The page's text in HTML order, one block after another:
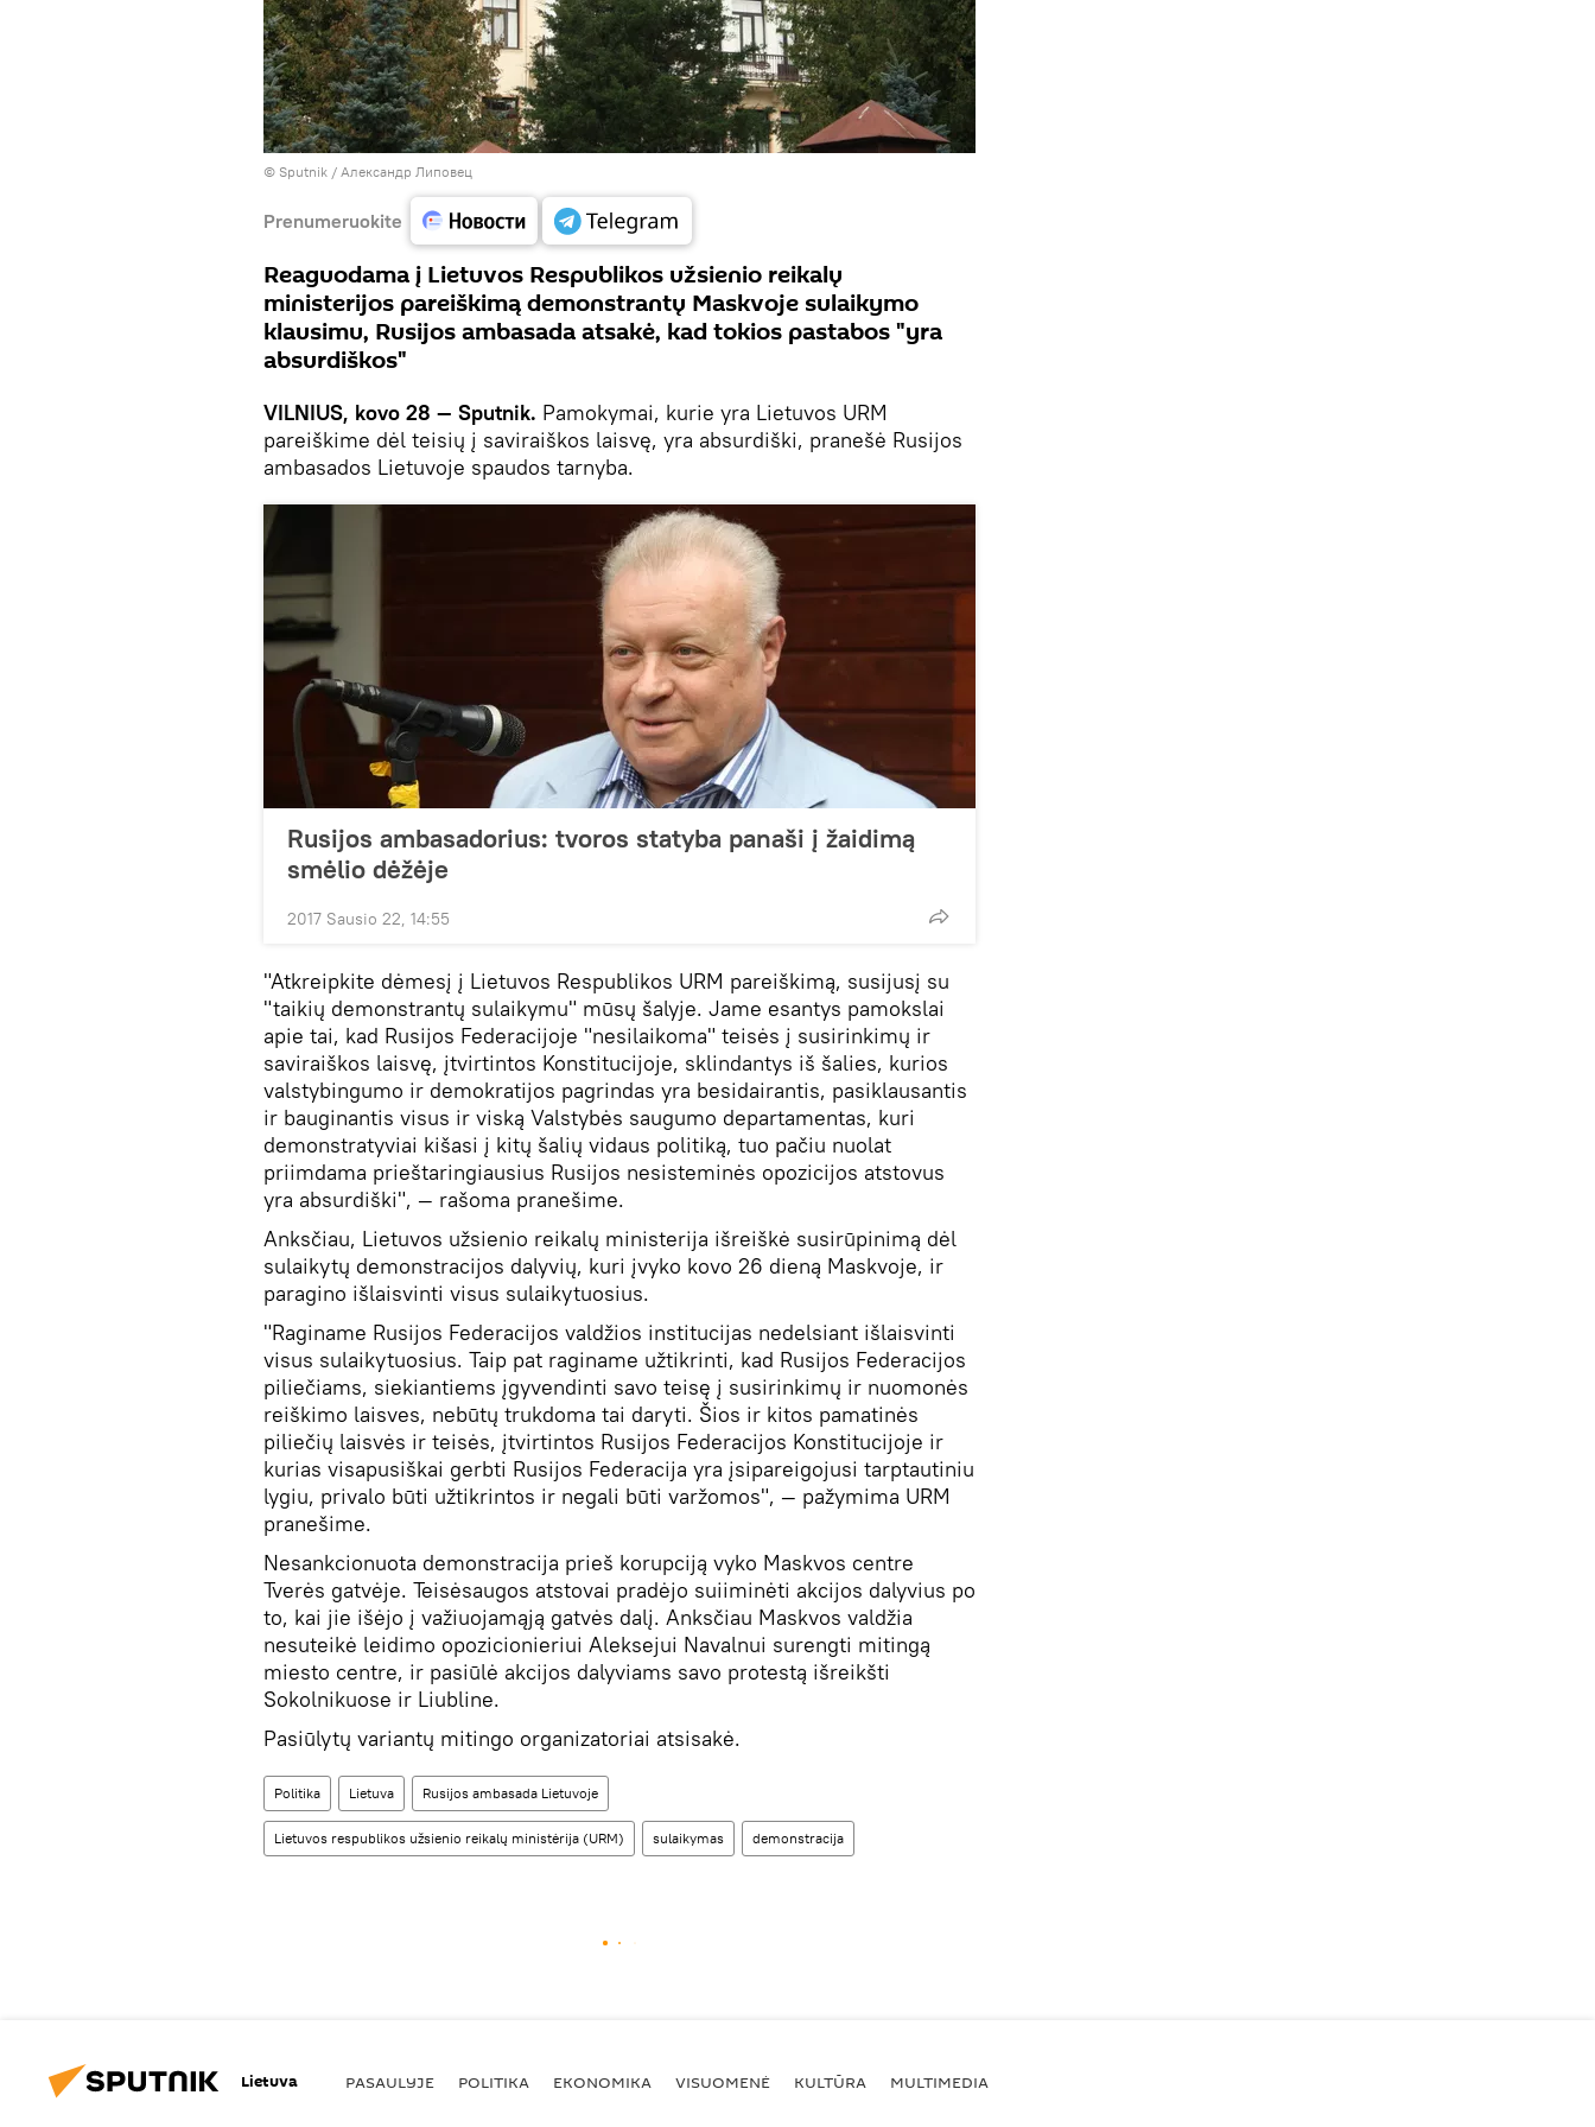
© Sputnik / Александр Липовец
Prenumeruokite
Reaguodama į Lietuvos Respublikos užsienio reikalų
ministerijos pareiškimą demonstrantų Maskvoje sulaikymo
klausimu, Rusijos ambasada atsakė, kad tokios pastabos "yra
absurdiškos"
VILNIUS, kovo 28 — Sputnik. Pamokymai, kurie yra Lietuvos URM
pareiškime dėl teisių į saviraiškos laisvę, yra absurdiški, pranešė Rusijos
ambasados Lietuvoje spaudos tarnyba.
Rusijos ambasadorius: tvoros statyba panaši į žaidimą
smėlio dėžėje
2017 Sausio 22, 14:55
"Atkreipkite dėmesį į Lietuvos Respublikos URM pareiškimą, susijusį su
"taikių demonstrantų sulaikymu" mūsų šalyje. Jame esantys pamokslai
apie tai, kad Rusijos Federacijoje "nesilaikoma" teisės į susirinkimų ir
saviraiškos laisvę, įtvirtintos Konstitucijoje, sklindantys iš šalies, kurios
valstybingumo ir demokratijos pagrindas yra besidairantis, pasiklausantis
ir bauginantis visus ir viską Valstybės saugumo departamentas, kuri
demonstratyviai kišasi į kitų šalių vidaus politiką, tuo pačiu nuolat
priimdama prieštaringiausius Rusijos nesisteminės opozicijos atstovus
yra absurdiški", — rašoma pranešime.
Anksčiau, Lietuvos užsienio reikalų ministerija išreiškė susirūpinimą dėl
sulaikytų demonstracijos dalyvių, kuri įvyko kovo 26 dieną Maskvoje, ir
paragino išlaisvinti visus sulaikytuosius.
"Raginame Rusijos Federacijos valdžios institucijas nedelsiant išlaisvinti
visus sulaikytuosius. Taip pat raginame užtikrinti, kad Rusijos Federacijos
piliečiams, siekiantiems įgyvendinti savo teisę į susirinkimų ir nuomonės
reiškimo laisves, nebūtų trukdoma tai daryti. Šios ir kitos pamatinės
piliečių laisvės ir teisės, įtvirtintos Rusijos Federacijos Konstitucijoje ir
kurias visapusiškai gerbti Rusijos Federacija yra įsipareigojusi tarptautiniu
lygiu, privalo būti užtikrintos ir negali būti varžomos", — pažymima URM
pranešime.
Nesankcionuota demonstracija prieš korupciją vyko Maskvos centre
Tverės gatvėje. Teisėsaugos atstovai pradėjo suiiminėti akcijos dalyvius po
to, kai jie išėjo į važiuojamąją gatvės dalį. Anksčiau Maskvos valdžia
nesuteikė leidimo opozicionieriui Aleksejui Navalnui surengti mitingą
miesto centre, ir pasiūlė akcijos dalyviams savo protestą išreikšti
Sokolnikuose ir Liubline.
Pasiūlytų variantų mitingo organizatoriai atsisakė.
Politika Lietuva Rusijos ambasada Lietuvoje
Lietuvos respublikos užsienio reikalų ministėrija (URM) sulaikymas demonstracija
Lietuva PASAULYJE POLITIKA EKONOMIKA VISUOMENĖ KULTŪRA MULTIMEDIA